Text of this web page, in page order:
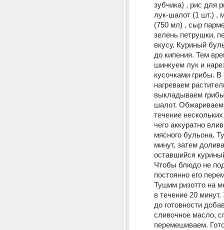
зубчика) , рис для
лук-шалот (1 шт.) ,
(750 мл) , сыр
зелень петрушки,
вкусу. Куриный
до кипения. Тем
шинкуем лук и
кусочками грибы. В
нагреваем
выкладываем
шалот.
течение
чего аккуратно
мясного бульона.
минут, затем
оставшийся
Чтобы блюдо не
постоянно его
Тушим ризотто на
в течение 20
до готовности
сливочное масло,
перемешиваем.